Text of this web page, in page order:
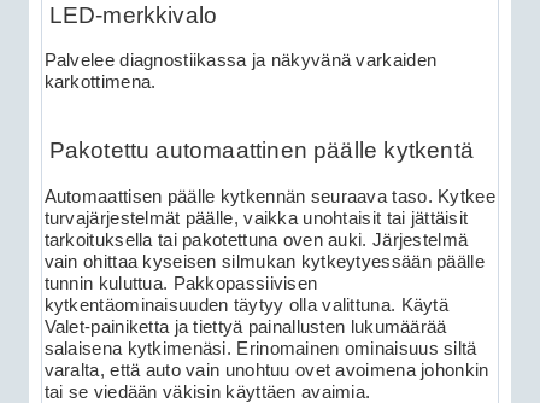
LED-merkkivalo
Palvelee diagnostiikassa ja näkyvänä varkaiden
karkottimena.
Pakotettu automaattinen päälle kytkentä
Automaattisen päälle kytkennän seuraava taso. Kytkee
turvajärjestelmät päälle, vaikka unohtaisit tai jättäisit
tarkoituksella tai pakotettuna oven auki. Järjestelmä
vain ohittaa kyseisen silmukan kytkeytyessään päälle
tunnin kuluttua. Pakkopassiivisen
kytkentäominaisuuden täytyy olla valittuna. Käytä
Valet-painiketta ja tiettyä painallusten lukumäärää
salaisena kytkimenäsi. Erinomainen ominaisuus siltä
varalta, että auto vain unohtuu ovet avoimena johonkin
tai se viedään väkisin käyttäen avaimia.